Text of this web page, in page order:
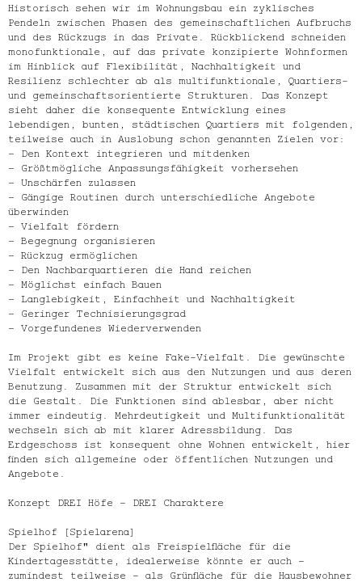
Historisch sehen wir im Wohnungsbau ein zyklisches
Pendeln zwischen Phasen des gemeinschaftlichen Aufbruchs
und des Rückzugs in das Private. Rückblickend schneiden
monofunktionale, auf das private konzipierte Wohnformen
im Hinblick auf Flexibilität, Nachhaltigkeit und
Resilienz schlechter ab als multifunktionale, Quartiers-
und gemeinschaftsorientierte Strukturen. Das Konzept
sieht daher die konsequente Entwicklung eines
lebendigen, bunten, städtischen Quartiers mit folgenden,
teilweise auch in Auslobung schon genannten Zielen vor:
– Den Kontext integrieren und mitdenken
– Größtmögliche Anpassungsfähigkeit vorhersehen
– Unschärfen zulassen
– Gängige Routinen durch unterschiedliche Angebote
überwinden
– Vielfalt fördern
– Begegnung organisieren
– Rückzug ermöglichen
– Den Nachbarquartieren die Hand reichen
– Möglichst einfach Bauen
– Langlebigkeit, Einfachheit und Nachhaltigkeit
– Geringer Technisierungsgrad
– Vorgefundenes Wiederverwenden
Im Projekt gibt es keine Fake-Vielfalt. Die gewünschte
Vielfalt entwickelt sich aus den Nutzungen und aus deren
Benutzung. Zusammen mit der Struktur entwickelt sich
die Gestalt. Die Funktionen sind ablesbar, aber nicht
immer eindeutig. Mehrdeutigkeit und Multifunktionalität
wechseln sich ab mit klarer Adressbildung. Das
Erdgeschoss ist konsequent ohne Wohnen entwickelt, hier
finden sich allgemeine oder öffentlichen Nutzungen und
Angebote.
Konzept DREI Höfe – DREI Charaktere
Spielhof (Spielarena)
Der Spielhof" dient als Freispielfläche für die
Kindertagesstätte, idealerweise könnte er auch –
zumindest teilweise – als Grünfläche für die Hausbewohner